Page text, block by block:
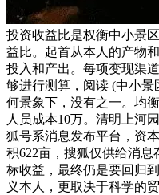
投资收益比是权衡中小景
益比。起首从本人的产物
投入和产出。每项变现渠
够进行测算，阅读 (中小
何景象下，没有之一。均
人员成本10万。清明上河
狐号系消息发布平台，资
积622亩，搜狐仅供给消息
标收益，最终仍是要回归
义本人，更取决于科学的